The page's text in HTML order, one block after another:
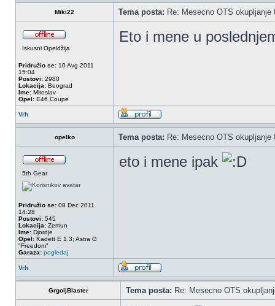
Miki22 Tema posta: Re: Mesecno OTS
Iskusni Opeldžija
Pridružio se: 10 Avg 2011
15:04
Postovi: 2980
Lokacija: Beograd
Ime: Miroslav
Opel: E46 Coupe
Eto i mene u
Vrh
opelko Tema posta: Re: Mesecno OTS
5th Gear
Pridružio se: 08 Dec 2011
14:28
Postovi: 545
Lokacija: Zemun
Ime: Djordje
Opel: Kadett E 1.3; Astra G
"Freedom"
Garaza: pogledaj
eto i mene ipak
Vrh
GrgoljBlaster Tema posta: Re: Mesecno OTS